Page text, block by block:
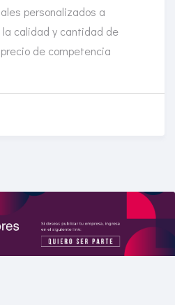
personalizados a
calidad y cantidad de
de competencia